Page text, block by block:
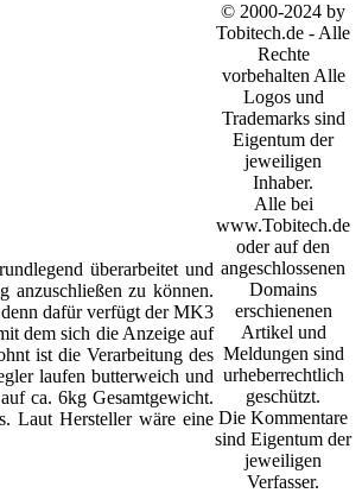
überarbeitet und
anzuschließen zu können.
dafür verfügt der MK3
dem sich die Anzeige auf
ist die Verarbeitung des
laufen butterweich und
ca. 6kg Gesamtgewicht.
Laut Hersteller wäre eine
© 2000-2024 by
Tobitech.de - Alle
Rechte
vorbehalten Alle
Logos und
Trademarks sind
Eigentum der
jeweiligen
Inhaber.
Alle bei
www.Tobitech.de
oder auf den
angeschlossenen
Domains
erschienenen
Artikel und
Meldungen sind
urheberrechtlich
geschützt.
Die Kommentare
sind Eigentum der
jeweiligen
Verfasser.